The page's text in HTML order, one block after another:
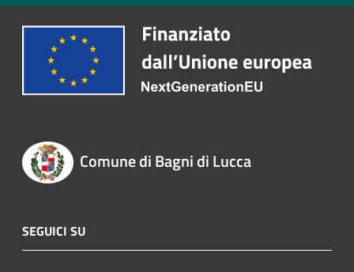
Comune di Bagni di Lucca
SEGUICI SU